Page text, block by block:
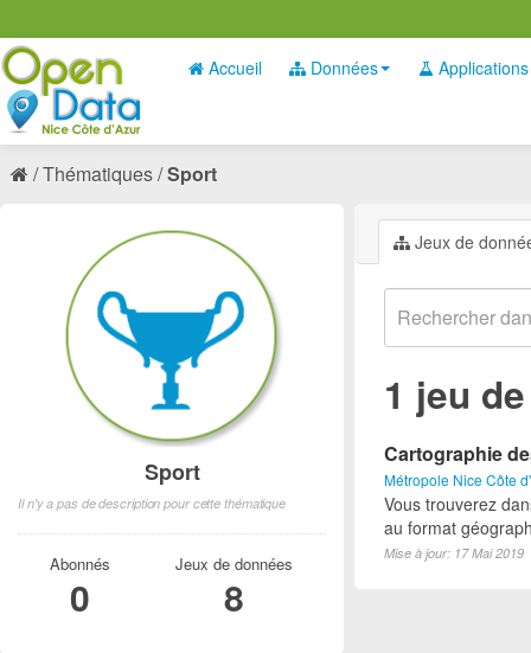
Accueil Données Applications
Thématiques Sport
Jeux de
1 jeu
Cartographie
Métropole Nice Côte
Vous trouverez
au format
Mise à jour: 17 Mai 2019
Sport
Il n'y a pas de description pour cette thématique
Abonnés
0
Jeux de données
8